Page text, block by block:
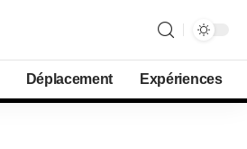
Déplacement Expériences